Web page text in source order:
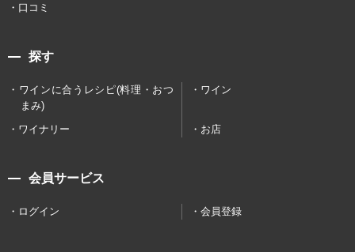
口コミ
探す
ワインに合うレシピ(料理・おつ
まみ)
ワイン
ワイナリー お店
会員サービス
ログイン 会員登録